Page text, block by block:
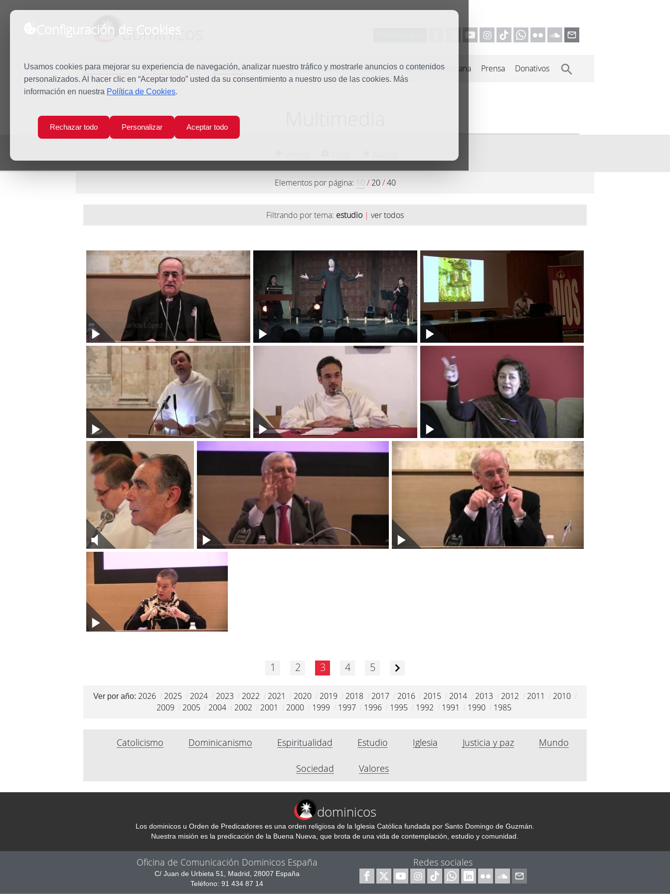
Configuración de Cookies
Usamos cookies para mejorar su experiencia de navegación, analizar nuestro tráfico y mostrarle anuncios o contenidos
personalizados. Al hacer clic en “Aceptar todo” usted da su consentimiento a nuestro uso de las cookies. Más
información en nuestra Política de Cookies.
Rechazar todo Personalizar Aceptar todo
dominicos
Predicación Espiritualidad Estudio Quiénes somos Misión Vocaciones Familia Dominicana Prensa Donativos
Inicio Multimedia
Elementos por página: 10 /20 /40
Filtrando por tema: estudio | ver todos
1 2 3 4 5
Ver por año: 2026 2025 2024 2023 2022 2021 2020 2019 2018 2017 2016 2015 2014 2013 2012 2011 2010
2009 2005 2004 2002 2001 2000 1999 1997 1996 1995 1992 1991 1990 1985
Catolicismo Dominicanismo Espiritualidad Estudio Iglesia Justicia y paz Mundo
Sociedad Valores
dominicos
Los dominicos u Orden de Predicadores es una orden religiosa de la Iglesia Católica fundada por Santo Domingo de Guzmán.
Nuestra misión es la predicación de la Buena Nueva, que brota de una vida de contemplación, estudio y comunidad.
Oficina de Comunicación Dominicos España
C/ Juan de Urbieta 51, Madrid, 28007 España
Teléfono: 91 434 87 14
Redes sociales